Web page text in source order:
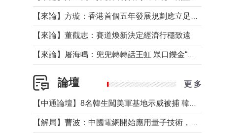
【來論】董觀志：賽道煥新決定經濟行穩致遠
論壇 更 多